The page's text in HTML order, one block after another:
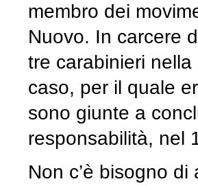
membro dei
Nuovo. In carcere
tre carabinieri
caso, per il quale
sono giunte a
responsabilità, nel
Non c’è bisogno